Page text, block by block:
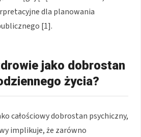
dla planowania
[1].
jako dobrostan
życia?
całościowy dobrostan psychiczny,
implikuje, że zarówno